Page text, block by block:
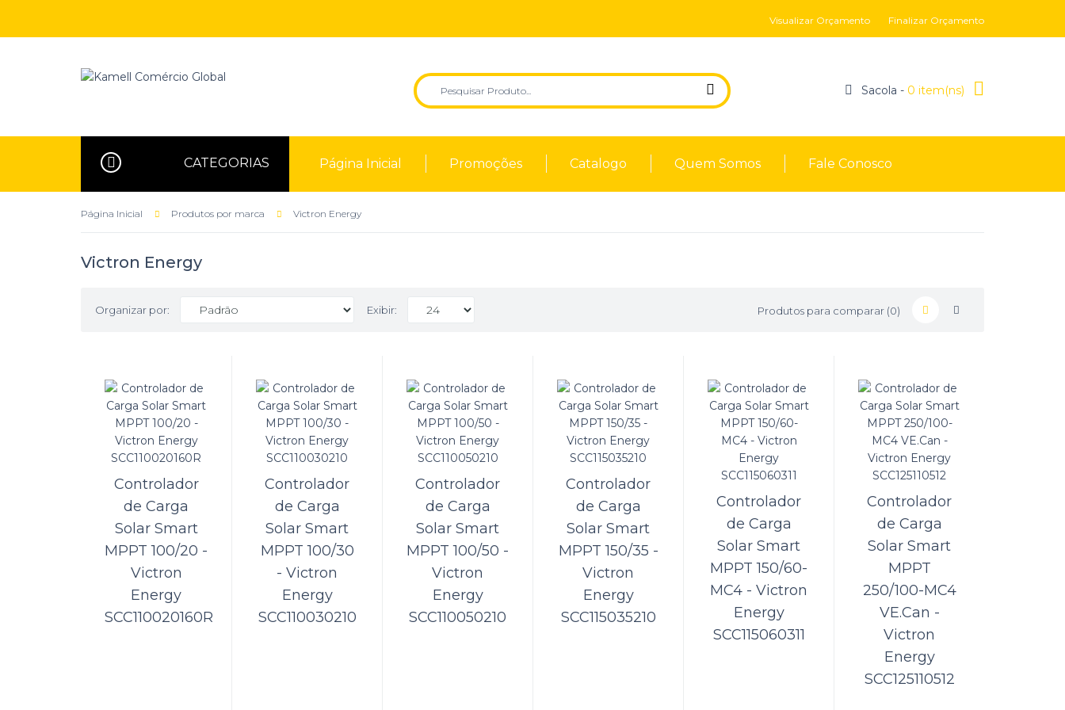
Visualizar Orçamento Finalizar Orçamento
Sacola - 0 item(ns)
CATEGORIAS Página Inicial Promoções Catalogo Quem Somos Fale Conosco
Página Inicial Produtos por marca Victron Energy
Victron Energy
Produtos para comparar (0)
Organizar por: Exibir:
Controlador de Carga Solar Smart MPPT 100/20 -
Victron Energy SCC110020160R
Um carregador solar recolhe a energia dos painéis solares para guardá-la nas respetivas baterias.
ORÇAMENTO
Comparar
Lista de Desejos
Controlador de Carga Solar Smart MPPT 100/30 -
Victron Energy SCC110030210
A Kamell é a distribuidora oficial da Victron Energy no Brasil.Com isso, oferece ao público
ORÇAMENTO
Comparar
Lista de Desejos
Controlador
de Carga
Solar Smart
MPPT 100/20 -
Victron
Energy
SCC110020160R
Controlador
de Carga
Solar Smart
MPPT 100/30
- Victron
Energy
SCC110030210
Controlador
de Carga
Solar Smart
MPPT 100/50 -
Victron
Energy
SCC110050210
Controlador
de Carga
Solar Smart
MPPT 150/35 -
Victron
Energy
SCC115035210
Controlador
de Carga
Solar Smart
MPPT 150/60-
MC4 - Victron
Energy
SCC115060311
Controlador
de Carga
Solar Smart
MPPT
250/100-MC4
VE.Can -
Victron
Energy
SCC125110512